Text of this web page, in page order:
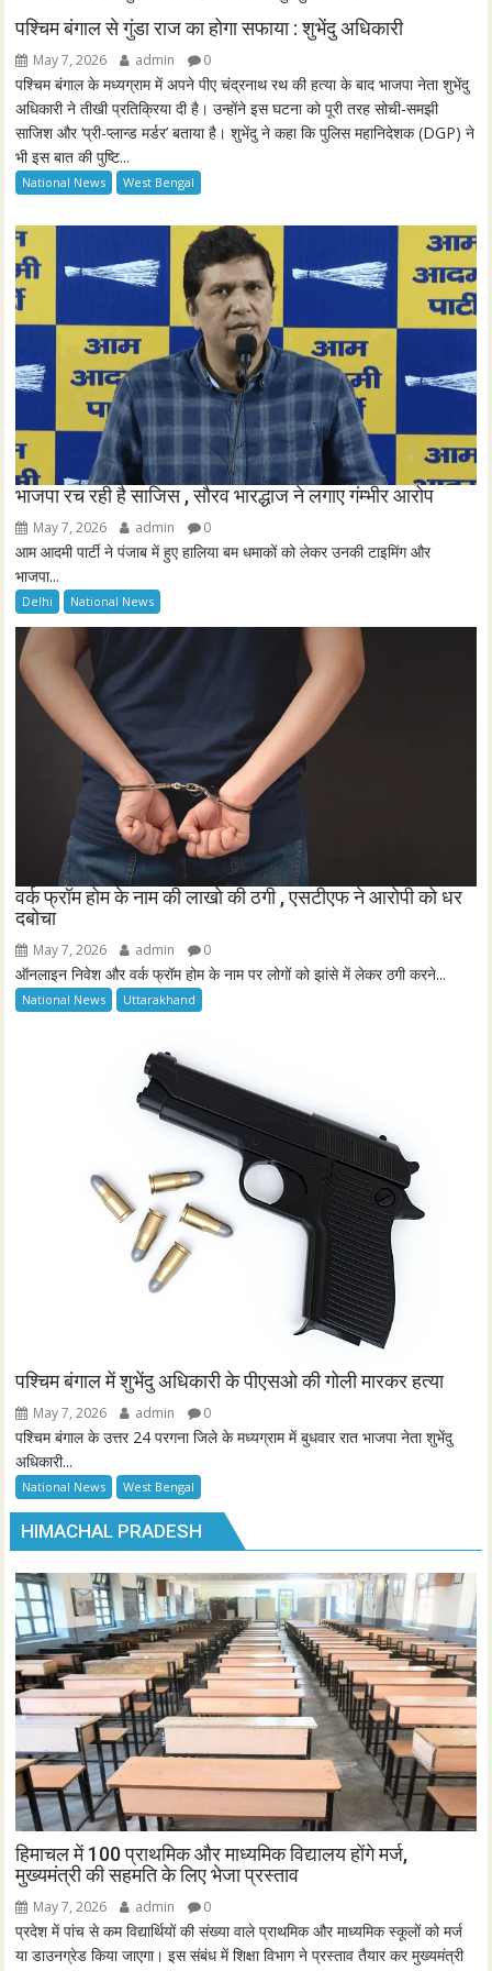
n
s
l
s
e
n
पश्चिम बंगाल से गुंडा राज का होगा सफाया : शुभेंदु अधिकारी
May 7, 2026 admin 0
पश्चिम बंगाल के मध्यग्राम में अपने पीए चंद्रनाथ रथ की हत्या के बाद भाजपा नेता शुभेंदु
अधिकारी ने तीखी प्रतिक्रिया दी है। उन्होंने इस घटना को पूरी तरह सोची-समझी
साजिश और ‘प्री-प्लान्ड मर्डर’ बताया है। शुभेंदु ने कहा कि पुलिस महानिदेशक (DGP) ने
भी इस बात की पुष्टि...
National News West Bengal
भाजपा रच रही है साजिस , सौरव भारद्धाज ने लगाए गंम्भीर आरोप
May 7, 2026 admin 0
आम आदमी पार्टी ने पंजाब में हुए हालिया बम धमाकों को लेकर उनकी टाइमिंग और
भाजपा...
Delhi National News
वर्क फ्रॉम होम के नाम की लाखो की ठगी , एसटीएफ ने आरोपी को धर
दबोचा
May 7, 2026 admin 0
ऑनलाइन निवेश और वर्क फ्रॉम होम के नाम पर लोगों को झांसे में लेकर ठगी करने...
National News Uttarakhand
पश्चिम बंगाल में शुभेंदु अधिकारी के पीएसओ की गोली मारकर हत्या
May 7, 2026 admin 0
पश्चिम बंगाल के उत्तर 24 परगना जिले के मध्यग्राम में बुधवार रात भाजपा नेता शुभेंदु
अधिकारी...
National News West Bengal
HIMACHAL PRADESH
हिमाचल में 100 प्राथमिक और माध्यमिक विद्यालय होंगे मर्ज,
मुख्यमंत्री की सहमति के लिए भेजा प्रस्ताव
May 7, 2026 admin 0
प्रदेश में पांच से कम विद्यार्थियों की संख्या वाले प्राथमिक और माध्यमिक स्कूलों को मर्ज
या डाउनग्रेड किया जाएगा। इस संबंध में शिक्षा विभाग ने प्रस्ताव तैयार कर मुख्यमंत्री